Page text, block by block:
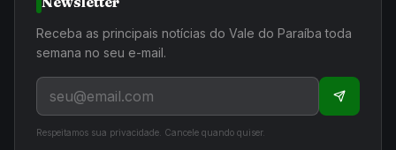
Receba as principais notícias do Vale do Paraíba toda
semana no seu e-mail.
Respeitamos sua privacidade. Cancele quando quiser.